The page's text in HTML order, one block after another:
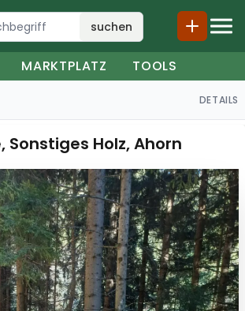
suchen
MARKTPLATZ TOOLS
DETAILS
Sonstiges Holz, Ahorn